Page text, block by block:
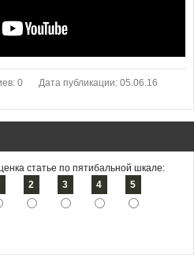
0 Дата публикации: 05.06.16
статье по пятибальной шкале:
2 3 4 5